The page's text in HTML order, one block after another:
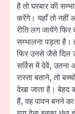
है तो घरबार की
करेंगे। यहाँ तो
रीति लग जायेंगे
सम्भालना पड़ता है।
फिर उनसे जैसे दिल
सर्विस में देवें, उतना
रास्ता बताने, तो
देखा जाता है। बेहद
हैं, वह पावन बनने